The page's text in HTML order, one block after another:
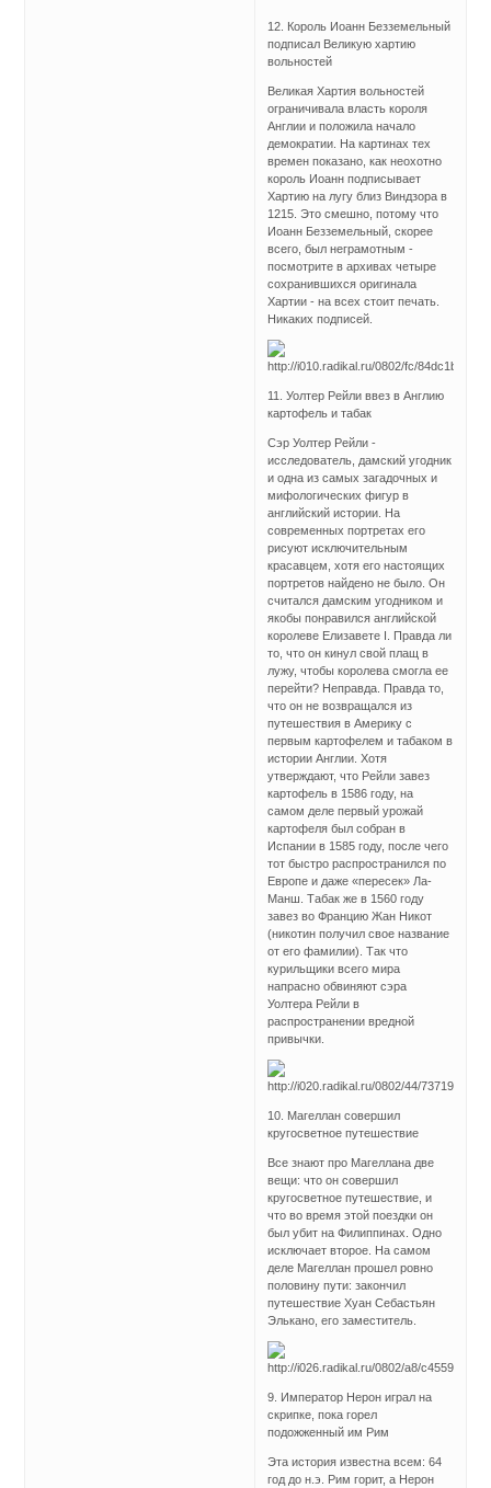
12. Король Иоанн Безземельный
подписал Великую хартию
вольностей
Великая Хартия вольностей
ограничивала власть короля
Англии и положила начало
демократии. На картинах тех
времен показано, как неохотно
король Иоанн подписывает
Хартию на лугу близ Виндзора в
1215. Это смешно, потому что
Иоанн Безземельный, скорее
всего, был неграмотным -
посмотрите в архивах четыре
сохранившихся оригинала
Хартии - на всех стоит печать.
Никаких подписей.
11. Уолтер Рейли ввез в Англию
картофель и табак
Сэр Уолтер Рейли -
исследователь, дамский угодник
и одна из самых загадочных и
мифологических фигур в
английский истории. На
современных портретах его
рисуют исключительным
красавцем, хотя его настоящих
портретов найдено не было. Он
считался дамским угодником и
якобы понравился английской
королеве Елизавете I. Правда ли
то, что он кинул свой плащ в
лужу, чтобы королева смогла ее
перейти? Неправда. Правда то,
что он не возвращался из
путешествия в Америку с
первым картофелем и табаком в
истории Англии. Хотя
утверждают, что Рейли завез
картофель в 1586 году, на
самом деле первый урожай
картофеля был собран в
Испании в 1585 году, после чего
тот быстро распространился по
Европе и даже «пересек» Ла-
Манш. Табак же в 1560 году
завез во Францию Жан Никот
(никотин получил свое название
от его фамилии). Так что
курильщики всего мира
напрасно обвиняют сэра
Уолтера Рейли в
распространении вредной
привычки.
10. Магеллан совершил
кругосветное путешествие
Все знают про Магеллана две
вещи: что он совершил
кругосветное путешествие, и
что во время этой поездки он
был убит на Филиппинах. Одно
исключает второе. На самом
деле Магеллан прошел ровно
половину пути: закончил
путешествие Хуан Себастьян
Элькано, его заместитель.
9. Император Нерон играл на
скрипке, пока горел
подожженный им Рим
Эта история известна всем: 64
год до н.э. Рим горит, а Нерон